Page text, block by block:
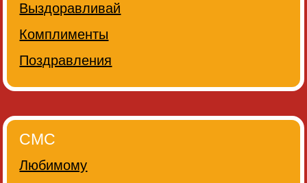
Выздоравливай
Комплименты
Поздравления
СМС
Любимому